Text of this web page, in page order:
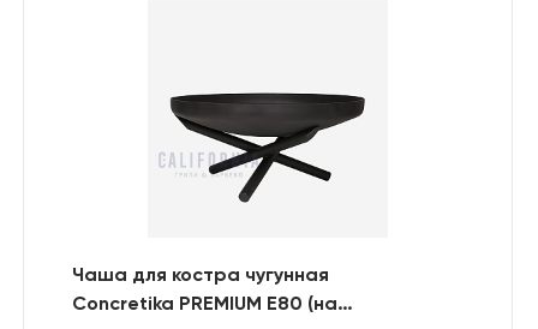
Чаша для костра чугунная
Concretika PREMIUM E80 (на